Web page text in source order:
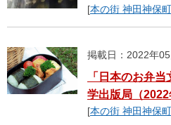
[本の街 神田神保
掲載日：2022年
「日本のお弁
学出版局（2022
[本の街 神田神保